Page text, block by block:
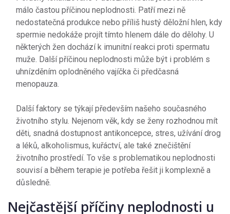
málo častou příčinou neplodnosti. Patří mezi ně
nedostatečná produkce nebo příliš hustý děložní hlen, kdy
spermie nedokáže projít tímto hlenem dále do dělohy. U
některých žen dochází k imunitní reakci proti spermatu
muže. Další příčinou neplodnosti může být i problém s
uhnízděním oplodněného vajíčka či předčasná
menopauza.
Další faktory se týkají především našeho současného
životního stylu. Nejenom věk, kdy se ženy rozhodnou mít
děti, snadná dostupnost antikoncepce, stres, užívání drog
a léků, alkoholismus, kuřáctví, ale také znečištění
životního prostředí. To vše s problematikou neplodnosti
souvisí a během terapie je potřeba řešit ji komplexně a
důsledně.
Nejčastější příčiny neplodnosti u